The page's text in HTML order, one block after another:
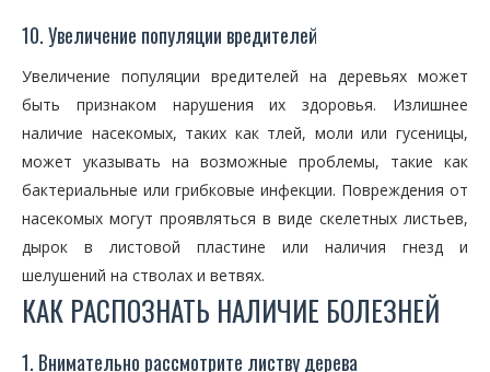
10. Увеличение популяции вредителей
Увеличение популяции вредителей на деревьях может
быть признаком нарушения их здоровья. Излишнее
наличие насекомых, таких как тлей, моли или гусеницы,
может указывать на возможные проблемы, такие как
бактериальные или грибковые инфекции. Повреждения от
насекомых могут проявляться в виде скелетных листьев,
дырок в листовой пластине или наличия гнезд и
шелушений на стволах и ветвях.
КАК РАСПОЗНАТЬ НАЛИЧИЕ БОЛЕЗНЕЙ
1. Внимательно рассмотрите листву дерева